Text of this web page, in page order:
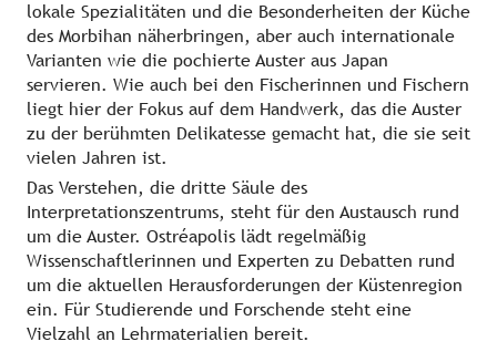
lokale Spezialitäten und die Besonderheiten der Küche
des Morbihan näherbringen, aber auch internationale
Varianten wie die pochierte Auster aus Japan
servieren. Wie auch bei den Fischerinnen und Fischern
liegt hier der Fokus auf dem Handwerk, das die Auster
zu der berühmten Delikatesse gemacht hat, die sie seit
vielen Jahren ist.
Das Verstehen, die dritte Säule des
Interpretationszentrums, steht für den Austausch rund
um die Auster. Ostréapolis lädt regelmäßig
Wissenschaftlerinnen und Experten zu Debatten rund
um die aktuellen Herausforderungen der Küstenregion
ein. Für Studierende und Forschende steht eine
Vielzahl an Lehrmaterialien bereit.